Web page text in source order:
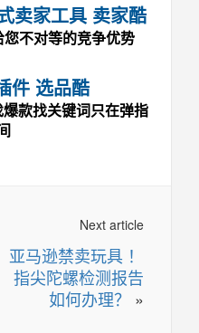
卖家工具 卖家酷
不对等的竞争优势
件 选品酷
款找关键词只在弹指
Next article
亚马逊禁卖玩具 ！
指尖陀螺检测报告
如何办理？ »